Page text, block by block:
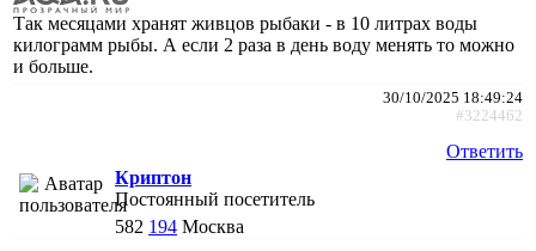
Так месяцами хранят живцов рыбаки - в 10 литрах воды
килограмм рыбы. А если 2 раза в день воду менять то можно
и больше.
30/10/2025 18:49:24
#3224462
Ответить
Криптон
Постоянный посетитель
582 194 Москва